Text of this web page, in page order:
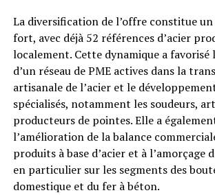
La diversification de l’offre constitue
fort, avec déjà 52 références d’acier
localement. Cette dynamique a
d’un réseau de PME actives dans la
artisanale de l’acier et le
spécialisés, notamment les soudeurs,
producteurs de pointes. Elle a
l’amélioration de la balance
produits à base d’acier et à l’amorçage
en particulier sur les segments des
domestique et du fer à béton.